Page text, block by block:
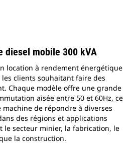
diesel mobile 300 kVA
location à rendement énergétique
clients souhaitant faire des
Chaque modèle offre une grande
aisée entre 50 et 60Hz, ce
de répondre à diverses
des régions et applications
le secteur minier, la fabrication, le
la construction.